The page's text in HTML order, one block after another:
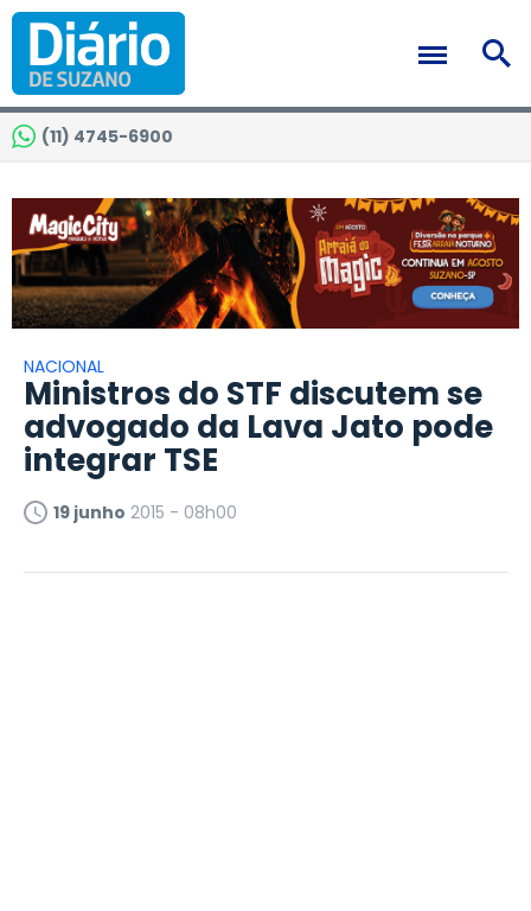
(11) 4745-6900
NACIONAL
Ministros do STF discutem se
advogado da Lava Jato pode
integrar TSE
19 junho 2015 - 08h00